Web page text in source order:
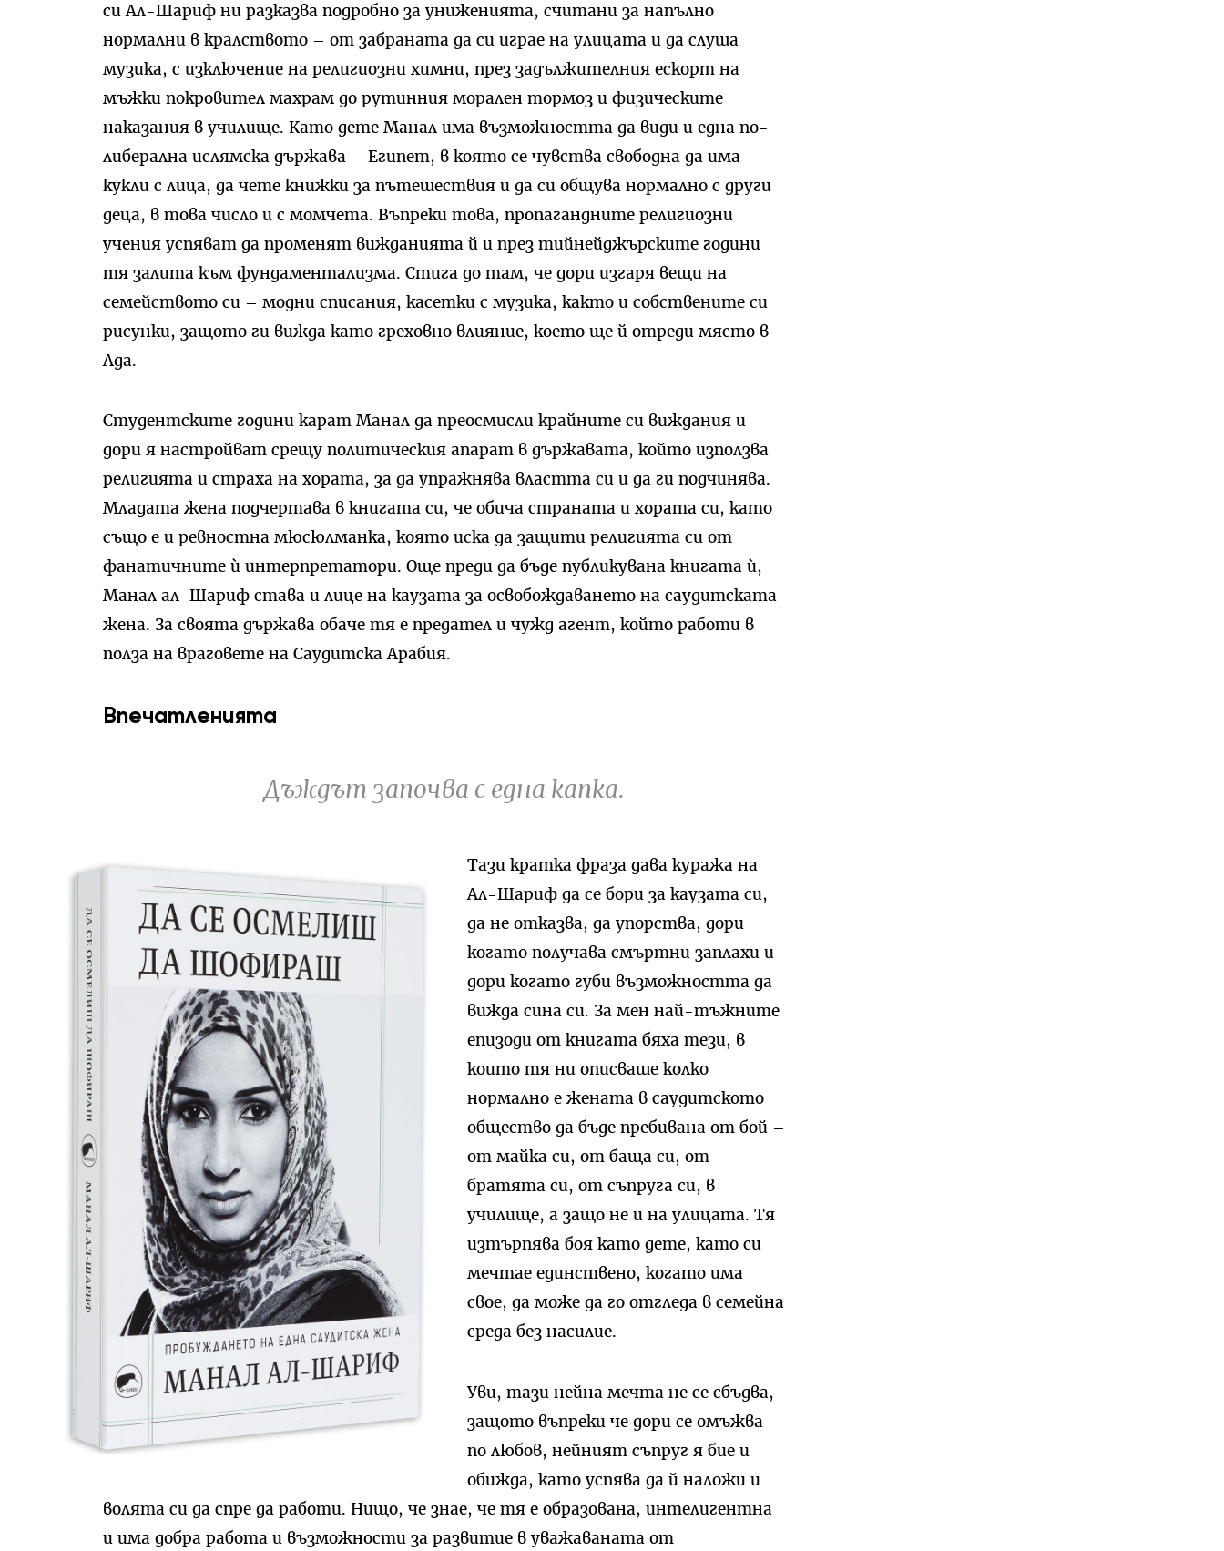
си Ал-Шариф ни разказва подробно за униженията, считани за напълно
нормални в кралството – от забраната да си играе на улицата и да слуша
музика, с изключение на религиозни химни, през задължителния ескорт на
мъжки покровител махрам до рутинния морален тормоз и физическите
наказания в училище. Като дете Манал има възможността да види и една по-
либерална ислямска държава – Египет, в която се чувства свободна да има
кукли с лица, да чете книжки за пътешествия и да си общува нормално с други
деца, в това число и с момчета. Въпреки това, пропагандните религиозни
учения успяват да променят вижданията й и през тийнейджърските години
тя залита към фундаментализма. Стига до там, че дори изгаря вещи на
семейството си – модни списания, касетки с музика, както и собствените си
рисунки, защото ги вижда като греховно влияние, което ще й отреди място в
Ада.
Студентските години карат Манал да преосмисли крайните си виждания и
дори я настройват срещу политическия апарат в държавата, който използва
религията и страха на хората, за да упражнява властта си и да ги подчинява.
Младата жена подчертава в книгата си, че обича страната и хората си, като
също е и ревностна мюсюлманка, която иска да защити религията си от
фанатичните ѝ интерпретатори. Още преди да бъде публикувана книгата ѝ,
Манал ал-Шариф става и лице на каузата за освобождаването на саудитската
жена. За своята държава обаче тя е предател и чужд агент, който работи в
полза на враговете на Саудитска Арабия.
Впечатленията
Дъждът започва с една капка.
Тази кратка фраза дава куража на
Ал-Шариф да се бори за каузата си,
да не отказва, да упорства, дори
когато получава смъртни заплахи и
дори когато губи възможността да
вижда сина си. За мен най-тъжните
епизоди от книгата бяха тези, в
които тя ни описваше колко
нормално е жената в саудитското
общество да бъде пребивана от бой –
от майка си, от баща си, от
братята си, от съпруга си, в
училище, а защо не и на улицата. Тя
изтърпява боя като дете, като си
мечтае единствено, когато има
свое, да може да го отгледа в семейна
среда без насилие.
Уви, тази нейна мечта не се сбъдва,
защото въпреки че дори се омъжва
по любов, нейният съпруг я бие и
обижда, като успява да й наложи и
волята си да спре да работи. Нищо, че знае, че тя е образована, интелигентна
и има добра работа и възможности за развитие в уважаваната от